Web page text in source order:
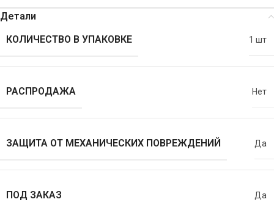
Детали
КОЛИЧЕСТВО В УПАКОВКЕ
1 шт
РАСПРОДАЖА Нет
ЗАЩИТА ОТ МЕХАНИЧЕСКИХ ПОВРЕЖДЕНИЙ Да
ПОД ЗАКАЗ Да